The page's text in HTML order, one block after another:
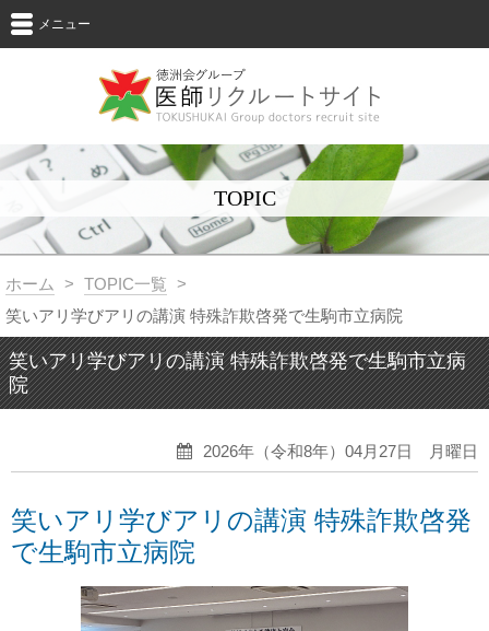
メニュー
TOPIC
ホーム > TOPIC一覧 >
笑いアリ学びアリの講演 特殊詐欺啓発で生駒市立病院
笑いアリ学びアリの講演 特殊詐欺啓発で生駒市立病
院
2026年（令和8年）04月27日 月曜日
笑いアリ学びアリの講演 特殊詐欺啓発
で生駒市立病院